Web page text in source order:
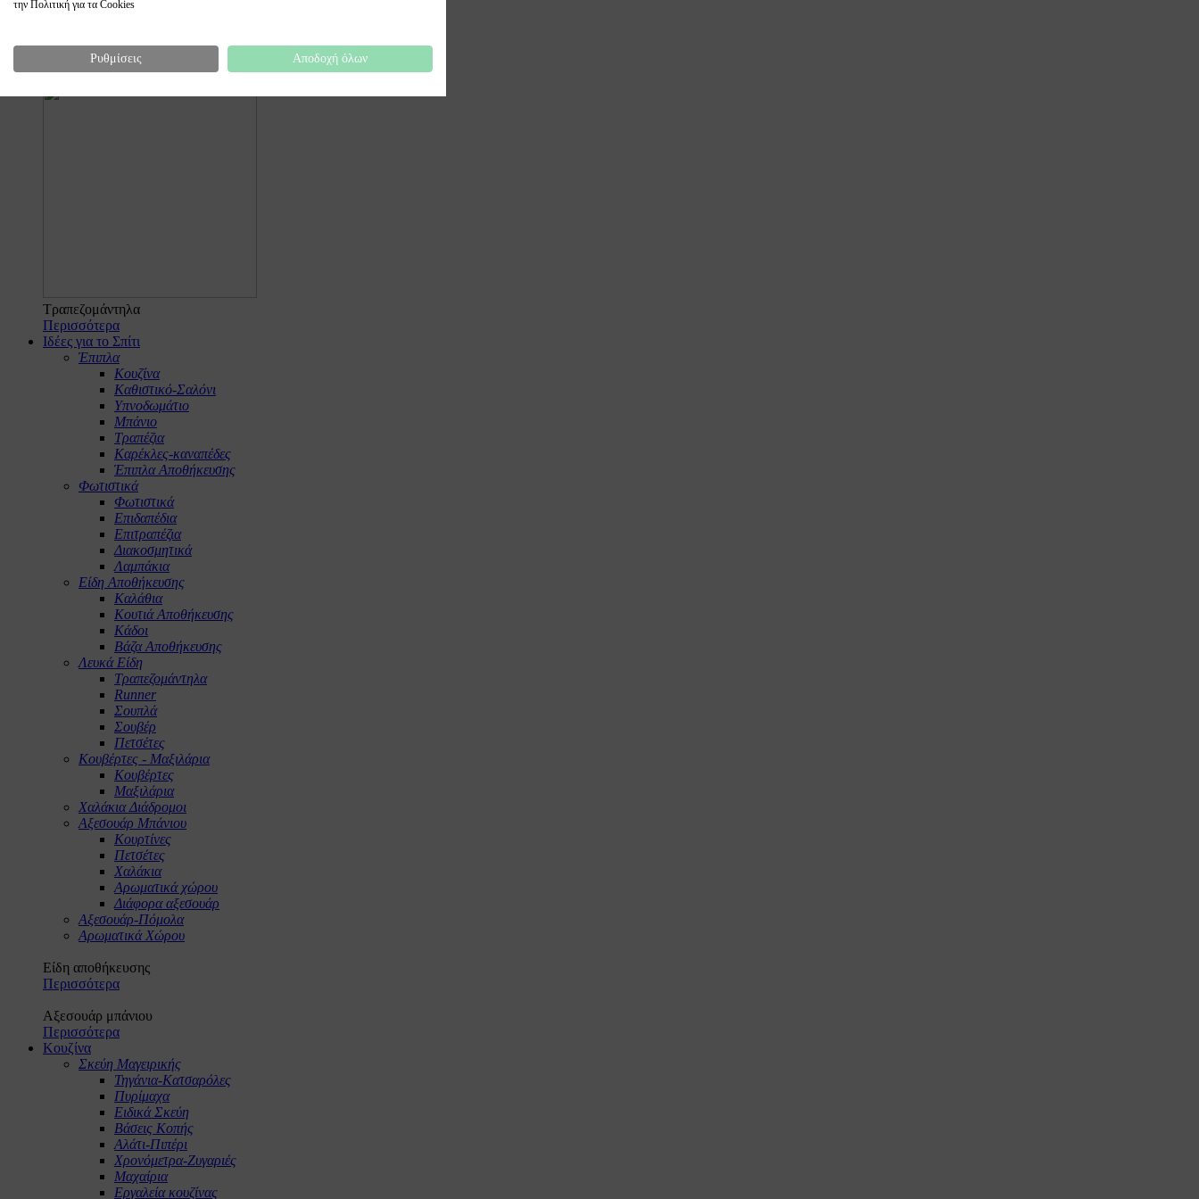
Περισσότερα
Τραπεζομάντηλα
Περισσότερα
Ιδέες για το Σπίτι
Έπιπλα
Κουζίνα
Καθιστικό-Σαλόνι
Υπνοδωμάτιο
Μπάνιο
Τραπέζια
Καρέκλες-καναπέδες
Έπιπλα Αποθήκευσης
Φωτιστικά
Φωτιστικά
Επιδαπέδια
Επιτραπέζια
Διακοσμητικά
Λαμπάκια
Είδη Αποθήκευσης
Καλάθια
Κουτιά Αποθήκευσης
Κάδοι
Βάζα Αποθήκευσης
Λευκά Είδη
Τραπεζομάντηλα
Runner
Σουπλά
Σουβέρ
Πετσέτες
Κουβέρτες - Μαξιλάρια
Κουβέρτες
Μαξιλάρια
Χαλάκια Διάδρομοι
Αξεσουάρ Μπάνιου
Κουρτίνες
Πετσέτες
Χαλάκια
Αρωματικά χώρου
Διάφορα αξεσουάρ
Αξεσουάρ-Πόμολα
Αρωματικά Χώρου
Είδη αποθήκευσης
Περισσότερα
Αξεσουάρ μπάνιου
Περισσότερα
Κουζίνα
Σκεύη Μαγειρικής
Τηγάνια-Κατσαρόλες
Πυρίμαχα
Ειδικά Σκεύη
Βάσεις Κοπής
Αλάτι-Πιπέρι
Χρονόμετρα-Ζυγαριές
Μαχαίρια
Εργαλεία κουζίνας
την Πολιτική για τα Cookies
Ρυθμίσεις Αποδοχή όλων